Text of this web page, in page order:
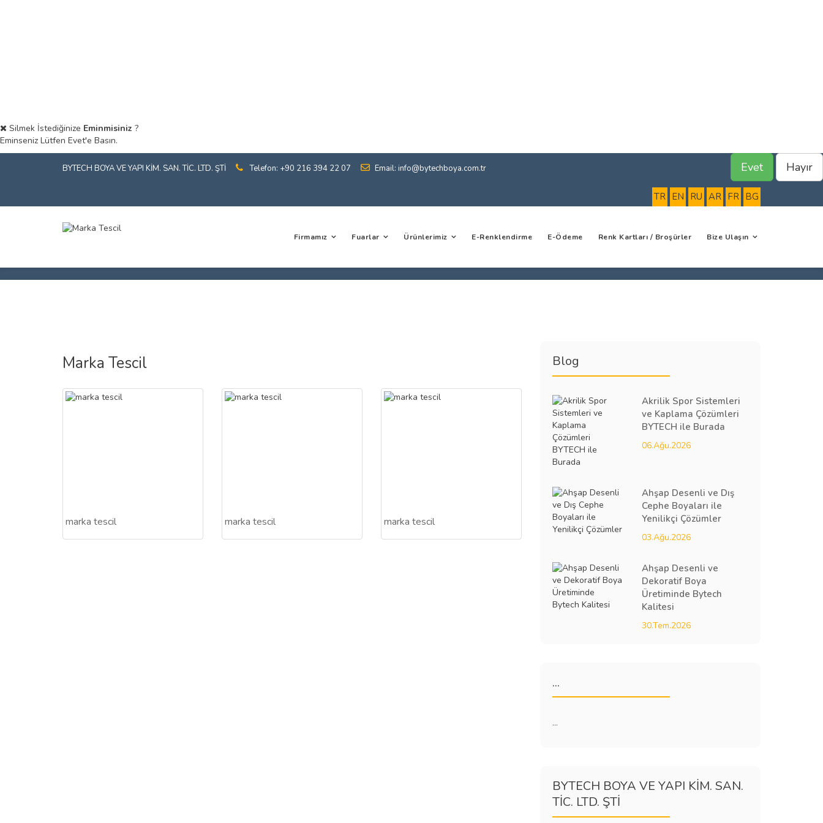
Silmek İstediğinize Eminmisiniz ?
Eminseniz Lütfen Evet'e Basın.
Evet Hayır
BYTECH BOYA VE YAPI KİM. SAN. TİC. LTD. ŞTİ Telefon: +90 216 394 22 07 Email: info@bytechboya.com.tr
TR EN RU AR FR BG
Firmamız Fuarlar Ürünlerimiz E-Renklendirme E-Ödeme Renk Kartları / Broşürler Bize Ulaşın
Marka Tescil
marka tescil marka tescil marka tescil
Blog
Akrilik Spor Sistemleri
ve Kaplama Çözümleri
BYTECH ile Burada
06.Ağu.2026
Ahşap Desenli ve Dış
Cephe Boyaları ile
Yenilikçi Çözümler
03.Ağu.2026
Ahşap Desenli ve
Dekoratif Boya
Üretiminde Bytech
Kalitesi
30.Tem.2026
...
...
BYTECH BOYA VE YAPI KİM. SAN.
TİC. LTD. ŞTİ